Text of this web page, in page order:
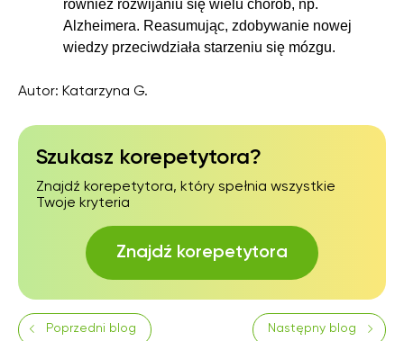
również rozwijaniu się wielu chorób, np.
Alzheimera. Reasumując, zdobywanie nowej
wiedzy przeciwdziała starzeniu się mózgu.
Autor: Katarzyna G.
Szukasz korepetytora?
Znajdź korepetytora, który spełnia wszystkie
Twoje kryteria
Znajdź korepetytora
Poprzedni blog Następny blog